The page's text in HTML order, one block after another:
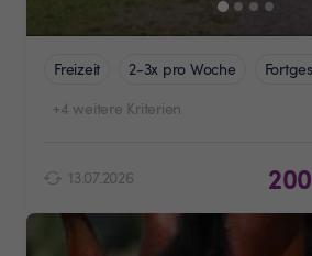
Freizeit 2-3x pro Woche
+4 weitere Kriterien
13.07.2026